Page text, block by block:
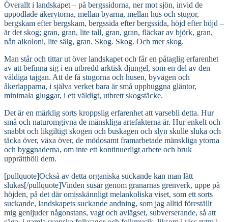
Överallt i landskapet – på bergssidorna, ner mot sjön, invid de
uppodlade åkerytorna, mellan byarna, mellan hus och stugor,
bergskam efter bergskam, bergssida efter bergssida, höjd efter höjd –
är det skog; gran, gran, lite tall, gran, gran, fläckar av björk, gran,
nån alkoloni, lite sälg, gran. Skog. Skog. Och mer skog.
Man står och tittar ut över landskapet och får en påtaglig erfarenhet
av att befinna sig i en utbredd arktisk djungel, som en del av den
väldiga tajgan. Att de få stugorna och husen, byvägen och
åkerlapparna, i själva verket bara är små upphuggna gläntor,
minimala gluggar, i ett väldigt, utbrett skogstäcke.
Det är en märklig sorts kroppslig erfarenhet att varsebli detta. Hur
små och naturomgivna de mänskliga artefakterna är. Hur enkelt och
snabbt och likgiltigt skogen och buskagen och slyn skulle sluka och
täcka över, växa över, de mödosamt framarbetade mänskliga ytorna
och byggnaderna, om inte ett kontinuerligt arbete och bruk
upprätthöll dem.
[pullquote]Också av detta organiska suckande kan man lätt
slukas[/pullquote]Vinden susar genom granarnas grenverk, uppe på
höjden, på det där omisskännligt melankoliska viset, som ett sorts
suckande, landskapets suckande andning, som jag alltid föreställt
mig genljuder någonstans, vagt och avlägset, subverserande, så att